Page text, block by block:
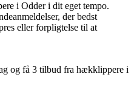
i Odder i dit eget tempo.
der bedst
eller forpligtelse til at
og få 3 tilbud fra hækklippere i